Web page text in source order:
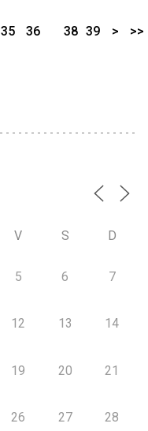
35
36
38 39 > >>
V S D
5 6 7
12 13 14
19 20 21
26 27 28